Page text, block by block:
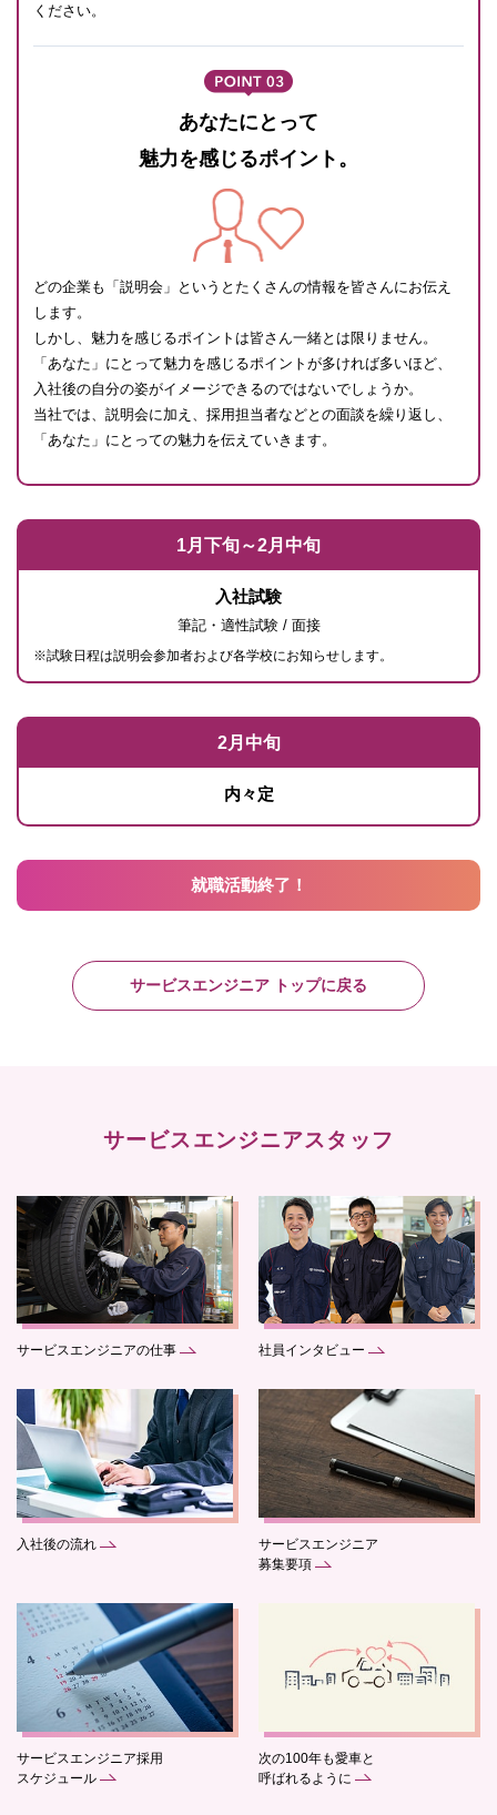
ください。
あなたにとって
魅力を感じるポイント。
どの企業も「説明会」というとたくさんの情報を皆さんにお伝え
します。
しかし、魅力を感じるポイントは皆さん一緒とは限りません。
「あなた」にとって魅力を感じるポイントが多ければ多いほど、
入社後の自分の姿がイメージできるのではないでしょうか。
当社では、説明会に加え、採用担当者などとの面談を繰り返し、
「あなた」にとっての魅力を伝えていきます。
1月下旬～2月中旬
入社試験
筆記・適性試験 / 面接
※試験日程は説明会参加者および各学校にお知らせします。
2月中旬
内々定
就職活動終了！
サービスエンジニア トップに戻る
サービスエンジニアスタッフ
サービスエンジニアの仕事 社員インタビュー
入社後の流れ
サービスエンジニア
募集要項
サービスエンジニア採用
スケジュール
次の100年も愛車と
呼ばれるように